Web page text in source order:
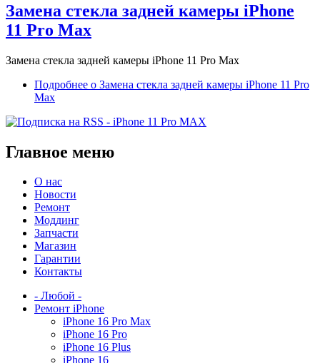
Замена стекла задней камеры iPhone
11 Pro Max
Замена стекла задней камеры iPhone 11 Pro Max
Подробнее о Замена стекла задней камеры iPhone 11 Pro
Max
Главное меню
О нас
Новости
Ремонт
Моддинг
Запчасти
Магазин
Гарантии
Контакты
- Любой -
Ремонт iPhone
iPhone 16 Pro Max
iPhone 16 Pro
iPhone 16 Plus
iPhone 16